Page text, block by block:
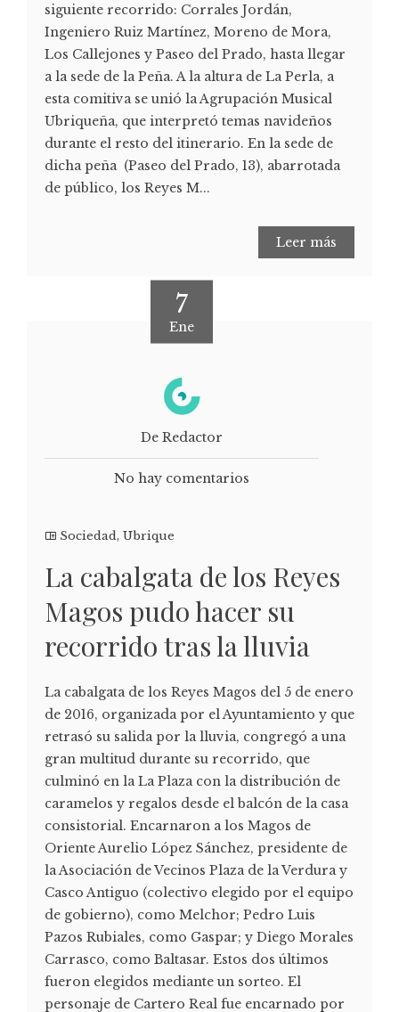
siguiente recorrido: Corrales Jordán,
Ingeniero Ruiz Martínez, Moreno de Mora,
Los Callejones y Paseo del Prado, hasta llegar
a la sede de la Peña. A la altura de La Perla, a
esta comitiva se unió la Agrupación Musical
Ubriqueña, que interpretó temas navideños
durante el resto del itinerario. En la sede de
dicha peña (Paseo del Prado, 13), abarrotada
de público, los Reyes M...
Leer más
7
Ene
De Redactor
No hay comentarios
Sociedad, Ubrique
La cabalgata de los Reyes
Magos pudo hacer su
recorrido tras la lluvia
La cabalgata de los Reyes Magos del 5 de enero
de 2016, organizada por el Ayuntamiento y que
retrasó su salida por la lluvia, congregó a una
gran multitud durante su recorrido, que
culminó en la La Plaza con la distribución de
caramelos y regalos desde el balcón de la casa
consistorial. Encarnaron a los Magos de
Oriente Aurelio López Sánchez, presidente de
la Asociación de Vecinos Plaza de la Verdura y
Casco Antiguo (colectivo elegido por el equipo
de gobierno), como Melchor; Pedro Luis
Pazos Rubiales, como Gaspar; y Diego Morales
Carrasco, como Baltasar. Estos dos últimos
fueron elegidos mediante un sorteo. El
personaje de Cartero Real fue encarnado por